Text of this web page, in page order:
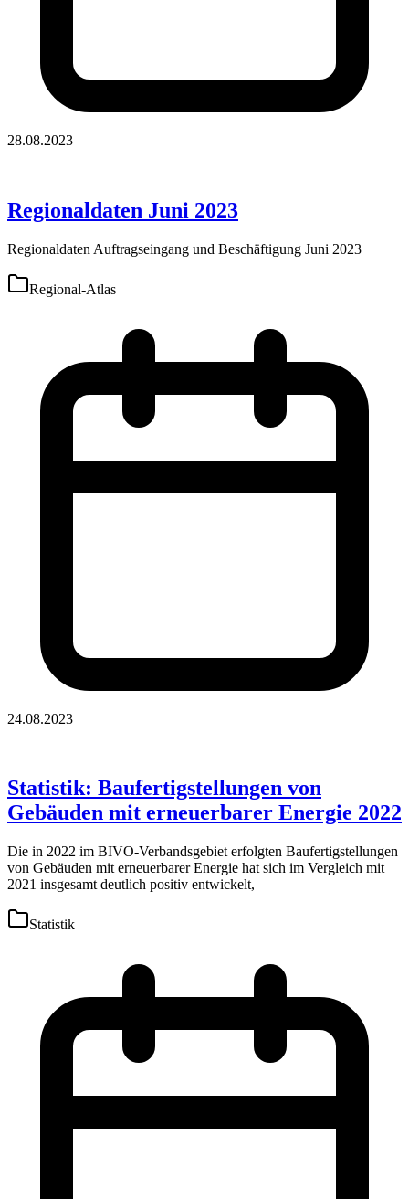
28.08.2023
Regionaldaten Juni 2023
Regionaldaten Auftragseingang und Beschäftigung Juni 2023
Regional-Atlas
24.08.2023
Statistik: Baufertigstellungen von
Gebäuden mit erneuerbarer Energie 2022
Die in 2022 im BIVO-Verbandsgebiet erfolgten Baufertigstellungen
von Gebäuden mit erneuerbarer Energie hat sich im Vergleich mit
2021 insgesamt deutlich positiv entwickelt,
Statistik